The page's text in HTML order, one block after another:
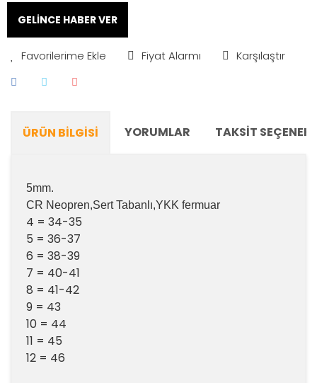
GELİNCE HABER VER
Fiyat Alarmı Karşılaştır
ÜRÜN BILGISI YORUMLAR TAKSIT
5mm.
CR Neopren,Sert Tabanlı,YKK fermuar
4 = 34-35
5 = 36-37
6 = 38-39
7 = 40-41
8 = 41-42
9 = 43
10 = 44
11 = 45
12 = 46